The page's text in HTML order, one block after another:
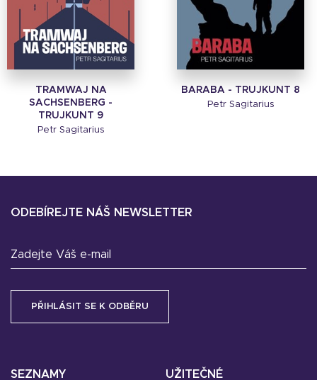
TRAMWAJ NA
SACHSENBERG -
TRUJKUNT 9
Petr Sagitarius
BARABA - TRUJKUNT 8
Petr Sagitarius
SEZNAMY UŽITEČNÉ
ODEBÍREJTE NÁŠ NEWSLETTER
Zadejte Váš e-mail